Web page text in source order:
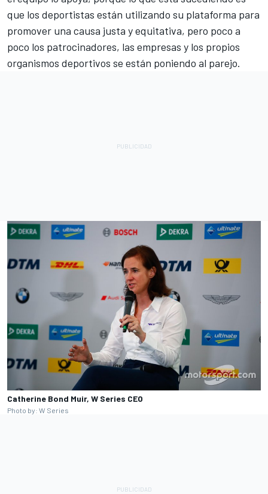
que los deportistas están utilizando su plataforma para
promover una causa justa y equitativa, pero poco a
poco los patrocinadores, las empresas y los propios
organismos deportivos se están poniendo al parejo.
Catherine Bond Muir, W Series CEO
Photo by: W Series